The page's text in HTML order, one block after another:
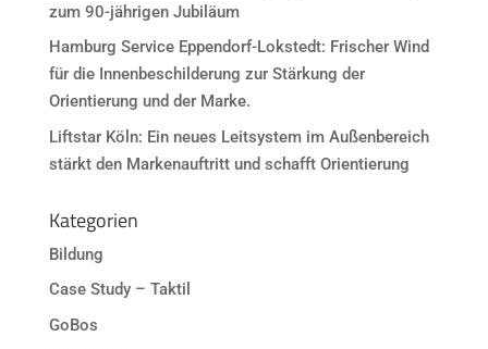
zum 90-jährigen Jubiläum
Hamburg Service Eppendorf-Lokstedt: Frischer Wind
für die Innenbeschilderung zur Stärkung der
Orientierung und der Marke.
Liftstar Köln: Ein neues Leitsystem im Außenbereich
stärkt den Markenauftritt und schafft Orientierung
Kategorien
Bildung
Case Study – Taktil
GoBos